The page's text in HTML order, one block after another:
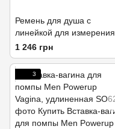
Ремень для душа с
линейкой для измерения
члена Bathmate
1 246 грн
3